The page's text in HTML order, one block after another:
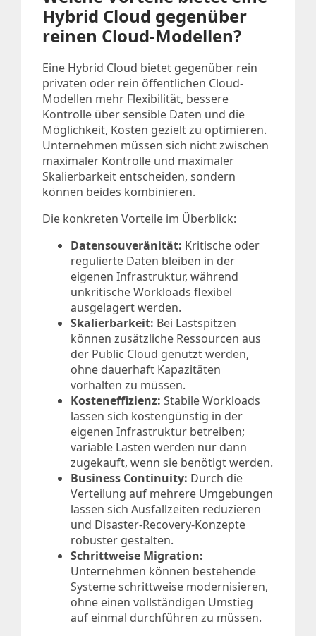
Hybrid Cloud gegenüber
reinen Cloud-Modellen?
Eine Hybrid Cloud bietet gegenüber rein
privaten oder rein öffentlichen Cloud-
Modellen mehr Flexibilität, bessere
Kontrolle über sensible Daten und die
Möglichkeit, Kosten gezielt zu optimieren.
Unternehmen müssen sich nicht zwischen
maximaler Kontrolle und maximaler
Skalierbarkeit entscheiden, sondern
können beides kombinieren.
Die konkreten Vorteile im Überblick:
Datensouveränität: Kritische oder
regulierte Daten bleiben in der
eigenen Infrastruktur, während
unkritische Workloads flexibel
ausgelagert werden.
Skalierbarkeit: Bei Lastspitzen
können zusätzliche Ressourcen aus
der Public Cloud genutzt werden,
ohne dauerhaft Kapazitäten
vorhalten zu müssen.
Kosteneffizienz: Stabile Workloads
lassen sich kostengünstig in der
eigenen Infrastruktur betreiben;
variable Lasten werden nur dann
zugekauft, wenn sie benötigt werden.
Business Continuity: Durch die
Verteilung auf mehrere Umgebungen
lassen sich Ausfallzeiten reduzieren
und Disaster-Recovery-Konzepte
robuster gestalten.
Schrittweise Migration:
Unternehmen können bestehende
Systeme schrittweise modernisieren,
ohne einen vollständigen Umstieg
auf einmal durchführen zu müssen.